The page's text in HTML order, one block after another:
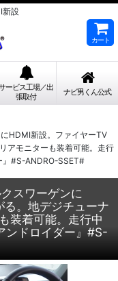
新設
カート
ービス工場／出
張取付
ナビ男くん公式
HDMI新設。ファイヤーTV
アモニターも装着可能。走行
』#S-ANDRO-SSET#
スワーゲンに
。地デジチューナ
装着可能。走行中
ンドロイダー』#S-